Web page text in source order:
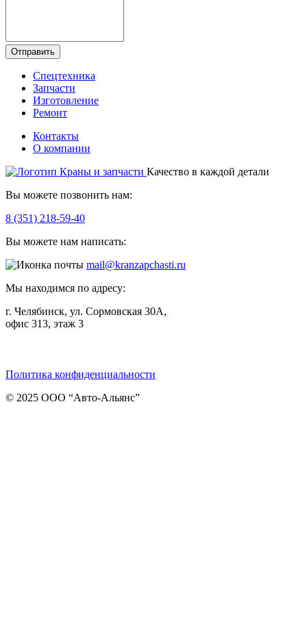
Отправить
Спецтехника
Запчасти
Изготовление
Ремонт
Контакты
О компании
Качество в каждой детали
Вы можете позвонить нам:
8 (351) 218-59-40
Вы можете нам написать:
mail@kranzapchasti.ru
Мы находимся по адресу:
г. Челябинск, ул. Сормовская 30А,
офис 313, этаж 3
Политика конфиденциальности
© 2025 ООО “Авто-Альянс”